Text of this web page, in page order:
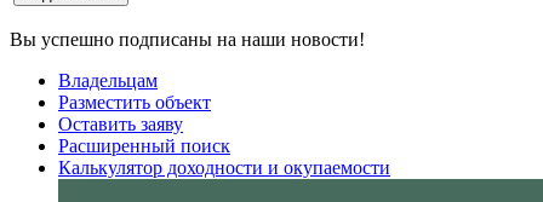
Вы успешно подписаны на наши новости!
Владельцам
Разместить объект
Оставить заяву
Расширенный поиск
Калькулятор доходности и окупаемости